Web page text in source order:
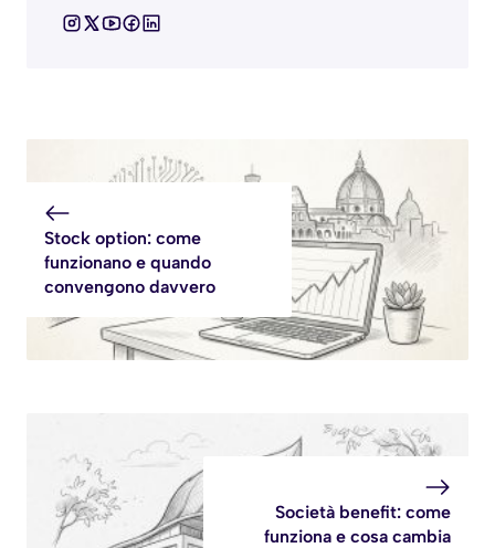
Stock option: come
funzionano e quando
convengono davvero
Società benefit: come
funziona e cosa cambia